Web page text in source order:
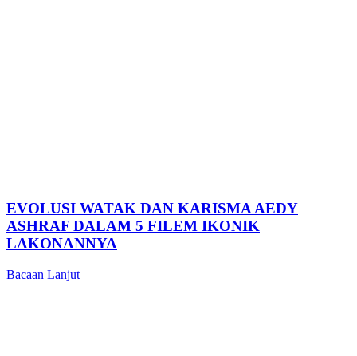
EVOLUSI WATAK DAN KARISMA AEDY
ASHRAF DALAM 5 FILEM IKONIK
LAKONANNYA
Bacaan Lanjut